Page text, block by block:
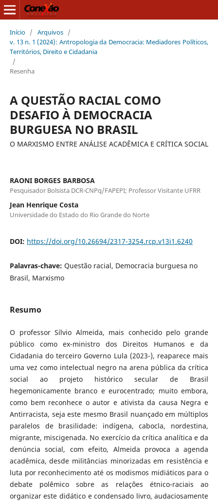
Início / Arquivos /
v. 13 n. 1 (2024): Antropologia da Democracia: Mediadores Políticos,
Territórios, Direito e Cidadania
/
Resenha
A QUESTÃO RACIAL COMO
DESAFIO À DEMOCRACIA
BURGUESA NO BRASIL
O MARXISMO ENTRE ANÁLISE ACADÊMICA E CRÍTICA SOCIAL
RAONI BORGES BARBOSA
Pesquisador Bolsista DCR-CNPq/FAPEPI; Professor Visitante UFRR
Jean Henrique Costa
Universidade do Estado do Rio Grande do Norte
DOI: https://doi.org/10.26694/2317-3254.rcp.v13i1.6240
Palavras-chave: Questão racial, Democracia burguesa no
Brasil, Marxismo
Resumo
O professor Sílvio Almeida, mais conhecido pelo grande
público como ex-ministro dos Direitos Humanos e da
Cidadania do terceiro Governo Lula (2023-), reaparece mais
uma vez como intelectual negro na arena pública da crítica
social ao projeto histórico secular de Brasil
hegemonicamente branco e eurocentrado; muito embora,
como bem reconhece o autor e ativista da causa Negra e
Antirracista, seja este mesmo Brasil nuançado em múltiplos
paralelos de brasilidade: indígena, cabocla, nordestina,
migrante, miscigenada. No exercício da crítica analítica e da
denúncia social, com efeito, Almeida provoca a agenda
acadêmica, desde militâncias minorizadas em resistência e
luta por reconhecimento até os modismos midiáticos para o
debate polêmico sobre as relações étnico-raciais ao
organizar este didático e condensado livro, audaciosamente